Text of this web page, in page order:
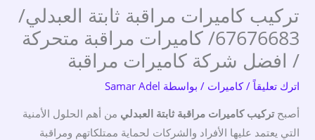
تركيب كاميرات مراقبة ثابتة العبدلي/
67676683/ كاميرات مراقبة متحركة
/ افضل شركة كاميرات مراقبة
اترك تعليقاً /كاميرات / بواسطة Samar Adel
أصبحتركيب كاميرات مراقبة ثابتة العبدلي من أهم الحلول الأمنية
التي يعتمد عليها الأفراد والشركات لحماية ممتلكاتهم ومراقبة